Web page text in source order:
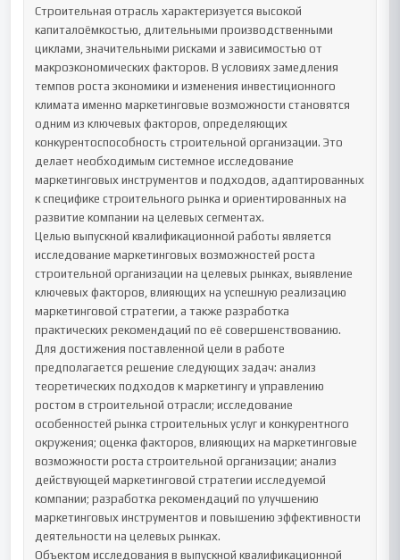
Строительная отрасль характеризуется высокой
капиталоёмкостью, длительными производственными
циклами, значительными рисками и зависимостью от
макроэкономических факторов. В условиях замедления
темпов роста экономики и изменения инвестиционного
климата именно маркетинговые возможности становятся
одним из ключевых факторов, определяющих
конкурентоспособность строительной организации. Это
делает необходимым системное исследование
маркетинговых инструментов и подходов, адаптированных
к специфике строительного рынка и ориентированных на
развитие компании на целевых сегментах.
Целью выпускной квалификационной работы является
исследование маркетинговых возможностей роста
строительной организации на целевых рынках, выявление
ключевых факторов, влияющих на успешную реализацию
маркетинговой стратегии, а также разработка
практических рекомендаций по её совершенствованию.
Для достижения поставленной цели в работе
предполагается решение следующих задач: анализ
теоретических подходов к маркетингу и управлению
ростом в строительной отрасли; исследование
особенностей рынка строительных услуг и конкурентного
окружения; оценка факторов, влияющих на маркетинговые
возможности роста строительной организации; анализ
действующей маркетинговой стратегии исследуемой
компании; разработка рекомендаций по улучшению
маркетинговых инструментов и повышению эффективности
деятельности на целевых рынках.
Объектом исследования в выпускной квалификационной